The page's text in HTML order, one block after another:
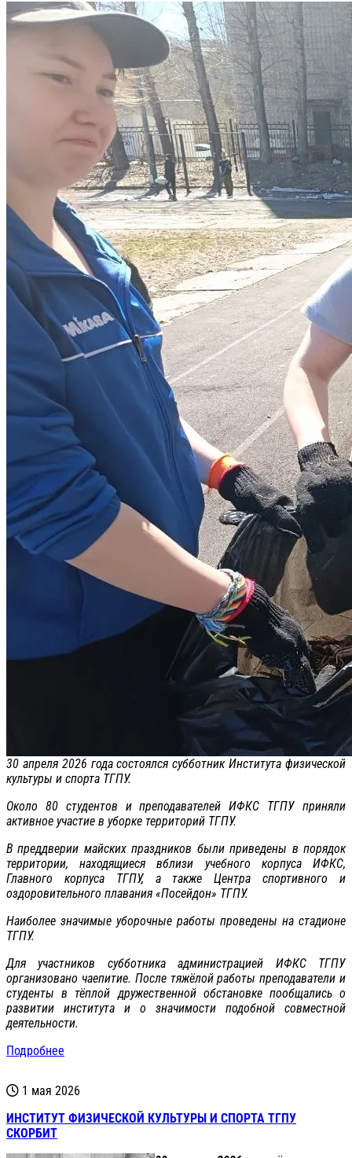
30 апреля 2026 года состоялся субботник Института физической
культуры и спорта ТГПУ.
Около 80 студентов и преподавателей ИФКС ТГПУ приняли
активное участие в уборке территорий ТГПУ.
В преддверии майских праздников были приведены в порядок
территории, находящиеся вблизи учебного корпуса ИФКС,
Главного корпуса ТГПУ, а также Центра спортивного и
оздоровительного плавания «Посейдон» ТГПУ.
Наиболее значимые уборочные работы проведены на стадионе
ТГПУ.
Для участников субботника администрацией ИФКС ТГПУ
организовано чаепитие. После тяжёлой работы преподаватели и
студенты в тёплой дружественной обстановке пообщались о
развитии института и о значимости подобной совместной
деятельности.
Подробнее
1 мая 2026
ИНСТИТУТ ФИЗИЧЕСКОЙ КУЛЬТУРЫ И СПОРТА ТГПУ
СКОРБИТ